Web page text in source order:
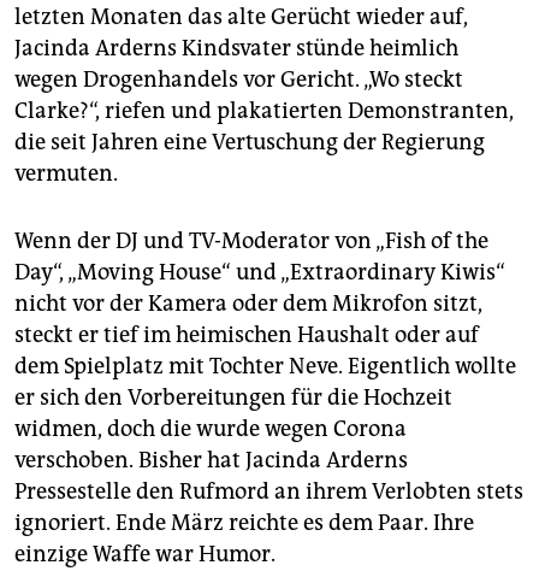
letzten Monaten das alte Gerücht wieder auf,
Jacinda Arderns Kindsvater stünde heimlich
wegen Drogenhandels vor Gericht. „Wo steckt
Clarke?“, riefen und plakatierten Demonstranten,
die seit Jahren eine Vertuschung der Regierung
vermuten.
Wenn der DJ und TV-Moderator von „Fish of the
Day“, „Moving House“ und „Extraordinary Kiwis“
nicht vor der Kamera oder dem Mikrofon sitzt,
steckt er tief im heimischen Haushalt oder auf
dem Spielplatz mit Tochter Neve. Eigentlich wollte
er sich den Vorbereitungen für die Hochzeit
widmen, doch die wurde wegen Corona
verschoben. Bisher hat Jacinda Arderns
Pressestelle den Rufmord an ihrem Verlobten stets
ignoriert. Ende März reichte es dem Paar. Ihre
einzige Waffe war Humor.